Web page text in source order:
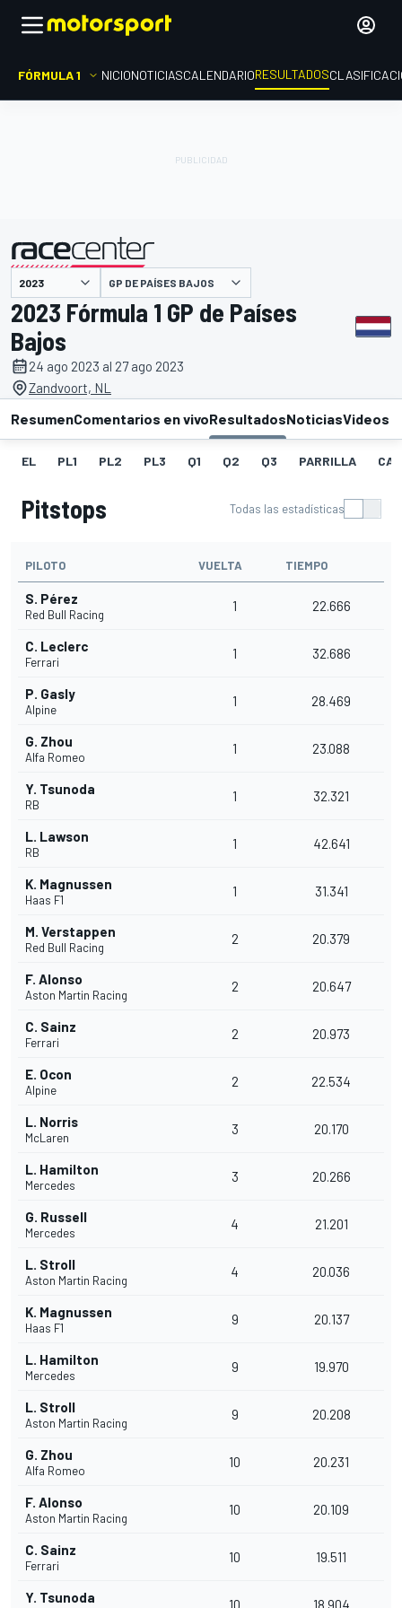
FÓRMULA 1 INICIONOTICIASCALENDARIORESULTADOS
presentado por GP DE PAÍSES BAJOS
2023 Fórmula 1 GP de Países
Bajos
24 ago 2023 al 27 ago 2023
Zandvoort, NL
ResumenComentarios en vivoResultadosNoticiasVideos
EL PL1 PL2 PL3 Q1 Q2 Q3 PARRILLA
Pitstops Todas las estadísticas
PILOTO VUELTA TIEMPO
S. Pérez
Red Bull Racing
1 22.666
C. Leclerc
Ferrari
1 32.686
P. Gasly
Alpine
1 28.469
G. Zhou
Alfa Romeo
1 23.088
Y. Tsunoda
RB
1 32.321
L. Lawson
RB
1 42.641
K. Magnussen
Haas F1
1 31.341
M. Verstappen
Red Bull Racing
2 20.379
F. Alonso
Aston Martin Racing
2 20.647
C. Sainz
Ferrari
2 20.973
E. Ocon
Alpine
2 22.534
L. Norris
McLaren
3 20.170
L. Hamilton
Mercedes
3 20.266
G. Russell
Mercedes
4 21.201
L. Stroll
Aston Martin Racing
4 20.036
K. Magnussen
Haas F1
9 20.137
L. Hamilton
Mercedes
9 19.970
L. Stroll
Aston Martin Racing
9 20.208
G. Zhou
Alfa Romeo
10 20.231
F. Alonso
Aston Martin Racing
10 20.109
C. Sainz
Ferrari
10 19.511
Y. Tsunoda 10 18.904